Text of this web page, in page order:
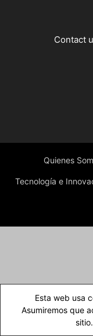
Contact
Quienes
Tecnología e
Esta web usa
Asumiremos que
sitio.